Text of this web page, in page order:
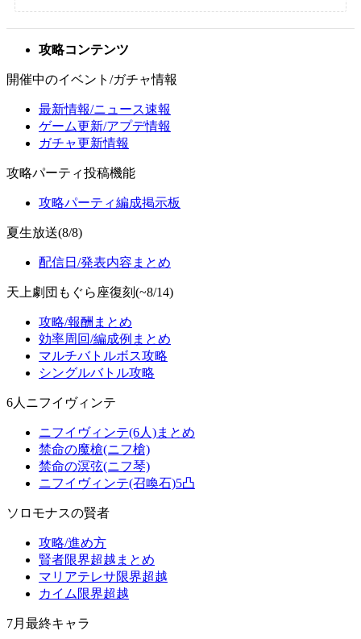
攻略コンテンツ
開催中のイベント/ガチャ情報
最新情報/ニュース速報
ゲーム更新/アプデ情報
ガチャ更新情報
攻略パーティ投稿機能
攻略パーティ編成掲示板
夏生放送(8/8)
配信日/発表内容まとめ
天上劇団もぐら座復刻(~8/14)
攻略/報酬まとめ
効率周回/編成例まとめ
マルチバトルボス攻略
シングルバトル攻略
6人ニフイヴィンテ
ニフイヴィンテ(6人)まとめ
禁命の魔槍(ニフ槍)
禁命の溟弦(ニフ琴)
ニフイヴィンテ(召喚石)5凸
ソロモナスの賢者
攻略/進め方
賢者限界超越まとめ
マリアテレサ限界超越
カイム限界超越
7月最終キャラ